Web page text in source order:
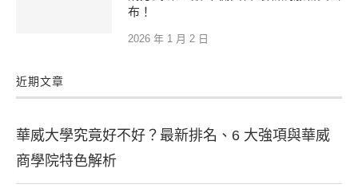
布！
2026 年 1 月 2 日
近期文章
華威大學究竟好不好？最新排名、6 大強項與華威
商學院特色解析